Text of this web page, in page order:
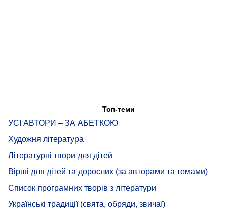
Топ-теми
УСІ АВТОРИ – ЗА АБЕТКОЮ
Художня література
Літературні твори для дітей
Вірші для дітей та дорослих (за авторами та темами)
Список програмних творів з літератури
Українські традиції (свята, обряди, звичаї)